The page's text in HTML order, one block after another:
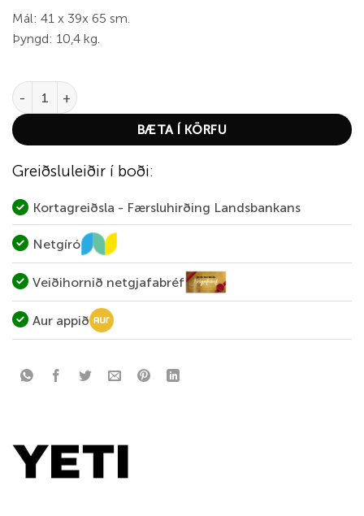
Mál: 41 x 39x 65 sm.
Þyngd: 10,4 kg.
YETI Tundra 45 Ultra Marine Violet quantity
BÆTA Í KÖRFU
Greiðsluleiðir í boði:
Kortagreiðsla - Færsluhirðing Landsbankans
Netgíró
Veiðihornið netgjafabréf
Aur appið